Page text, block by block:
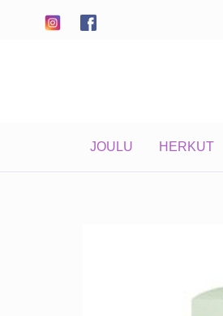
sisältöön
JOULU HERKUT